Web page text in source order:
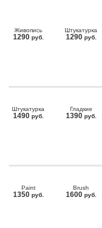
Живопись
1290 руб.
Штукатурка
1290 руб.
Штукатурка
1490 руб.
Гладкие
1390 руб.
Paint
1350 руб.
Brush
1600 руб.